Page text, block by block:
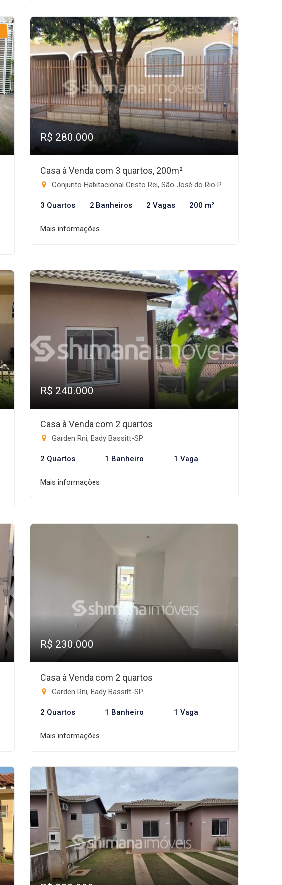
R$ 280.000
Casa à Venda com 3 quartos, 200m²
Conjunto Habitacional Cristo Rei, São José do Rio Preto-SP
3 Quartos 2 Banheiros 2 Vagas 200 m²
Mais informações
R$ 240.000
Casa à Venda com 2 quartos
Garden Rni, Bady Bassitt-SP
2 Quartos 1 Banheiro 1 Vaga
Mais informações
R$ 230.000
Casa à Venda com 2 quartos
Garden Rni, Bady Bassitt-SP
2 Quartos 1 Banheiro 1 Vaga
Mais informações